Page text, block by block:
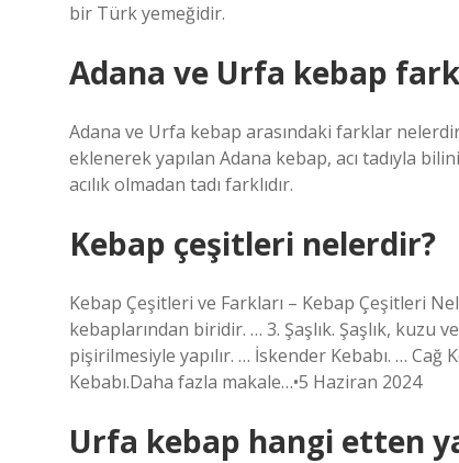
bir Türk yemeğidir.
Adana ve Urfa kebap
Adana ve Urfa kebap arasındaki farklar
eklenerek yapılan Adana kebap, acı tadıyla
acılık olmadan tadı farklıdır.
Kebap çeşitleri nelerdir?
Kebap Çeşitleri ve Farkları – Kebap Çeşitleri
kebaplarından biridir. … 3. Şaşlık. Şaşlık,
pişirilmesiyle yapılır. … İskender Kebabı. … Cağ
Kebabı.Daha fazla makale…•5 Haziran 2024
Urfa kebap hangi etten